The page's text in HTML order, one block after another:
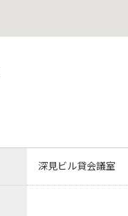
深見ビル貸会議室